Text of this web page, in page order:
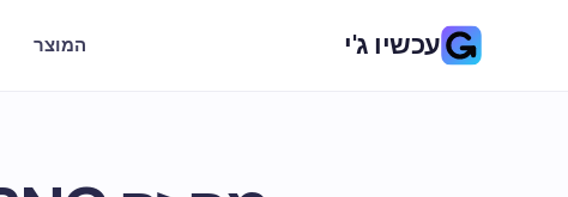
עכשיו ג'י המוצר